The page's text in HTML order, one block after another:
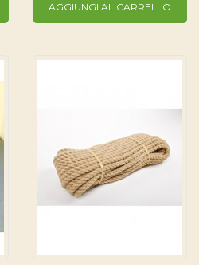
AGGIUNGI AL CARRELLO